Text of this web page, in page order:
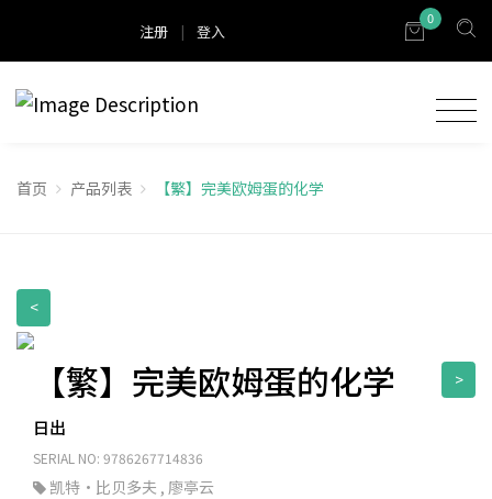
注册 | 登入
0
首页 产品列表 【繁】完美欧姆蛋的化学
<
>
【繁】完美欧姆蛋的化学
日出
SERIAL NO: 9786267714836
凯特·比贝多夫 , 廖亭云